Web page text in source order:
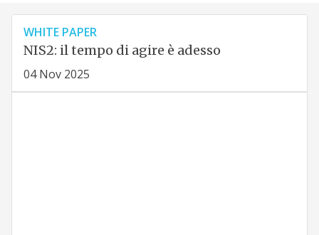
WHITE PAPER
NIS2: il tempo di agire è adesso
04 Nov 2025